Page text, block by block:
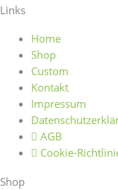
Links
Home
Shop
Custom
Kontakt
Impressum
AGB
Cookie-
Shop